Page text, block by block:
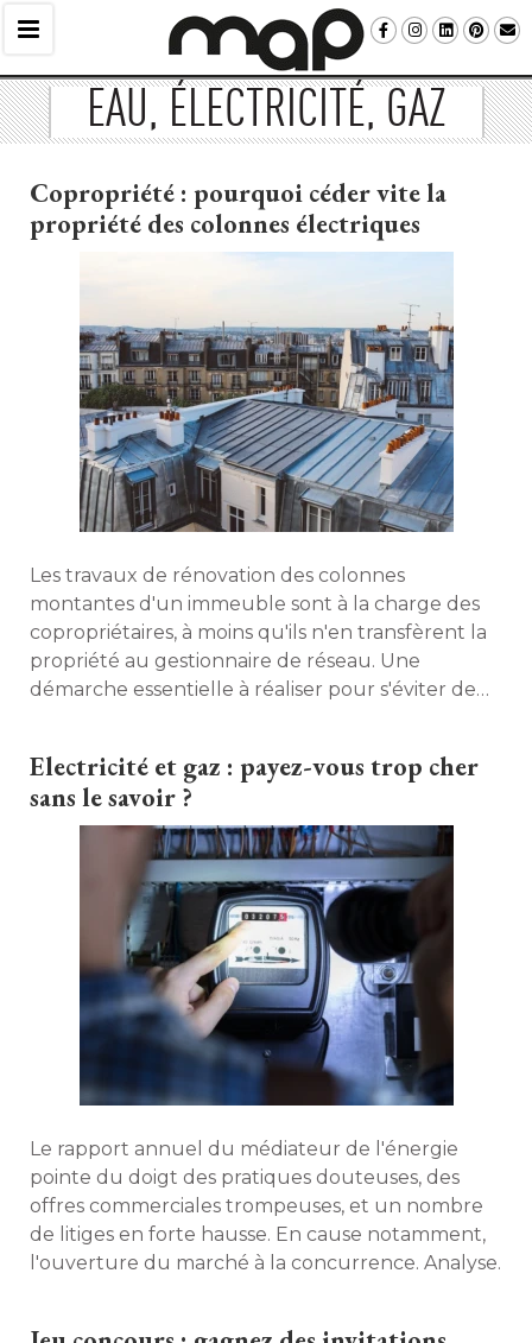
EAU, ÉLECTRICITÉ, GAZ
Copropriété : pourquoi céder vite la
propriété des colonnes électriques
Les travaux de rénovation des colonnes
montantes d'un immeuble sont à la charge des
copropriétaires, à moins qu'ils n'en transfèrent la
propriété au gestionnaire de réseau. Une
démarche essentielle à réaliser pour s'éviter de
Electricité et gaz : payez-vous trop cher
sans le savoir ?
Le rapport annuel du médiateur de l'énergie
pointe du doigt des pratiques douteuses, des
offres commerciales trompeuses, et un nombre
de litiges en forte hausse. En cause notamment,
l'ouverture du marché à la concurrence. Analyse.